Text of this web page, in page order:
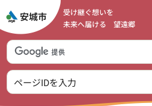
受け継ぐ想いを
未来へ届ける 望遠郷